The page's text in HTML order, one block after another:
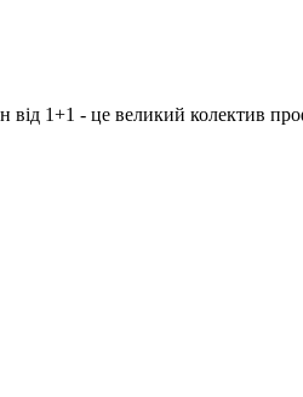
від 1+1 - це великий колектив